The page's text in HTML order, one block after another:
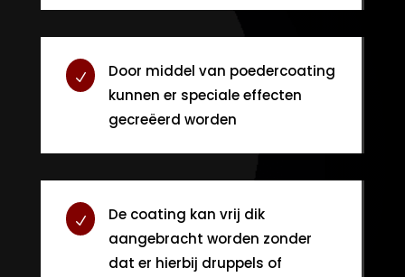
N
Door middel van poedercoating
kunnen er speciale effecten
gecreëerd worden
N
De coating kan vrij dik
aangebracht worden zonder
dat er hierbij druppels of